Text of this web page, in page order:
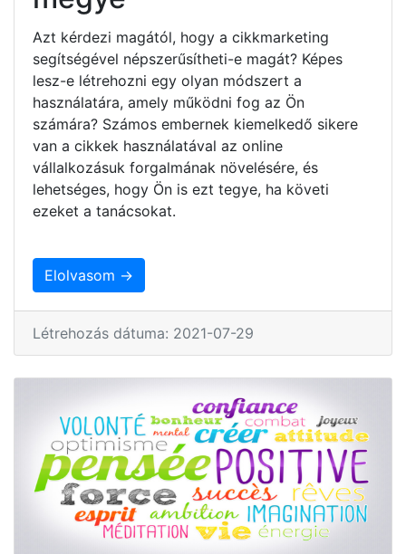
Azt kérdezi magától, hogy a cikkmarketing
segítségével népszerűsítheti-e magát? Képes
lesz-e létrehozni egy olyan módszert a
használatára, amely működni fog az Ön
számára? Számos embernek kiemelkedő sikere
van a cikkek használatával az online
vállalkozásuk forgalmának növelésére, és
lehetséges, hogy Ön is ezt tegye, ha követi
ezeket a tanácsokat.
Elolvasom →
Létrehozás dátuma: 2021-07-29